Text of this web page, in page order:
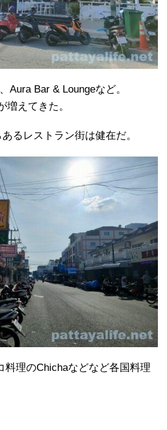
Aura Bar & Loungeなど。
増えてきた。
るレストラン街は健在だ。
料理のChichaなどなど各国料理